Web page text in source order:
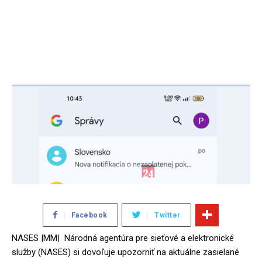
Facebook Twitter
NASES |MM| Národná agentúra pre sieťové a elektronické
služby (NASES) si dovoľuje upozorniť na aktuálne zasielané